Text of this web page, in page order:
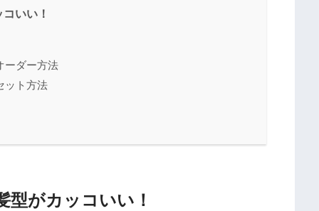
いい！
ーダー方法
ット方法
型がカッコいい！